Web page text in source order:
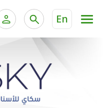
En
الخدمات المصرفية
الخدمات المصرفية
الخدمات المصرفية
الحسابات المصرفية